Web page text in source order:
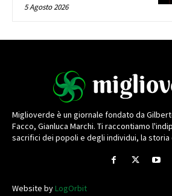
5 Agosto 2026
Miglioverde è un giornale fondato da
Facco, Gianluca Marchi. Ti raccontiamo
sacrifici dei popoli e degli individui, la
Website byLogOrbit